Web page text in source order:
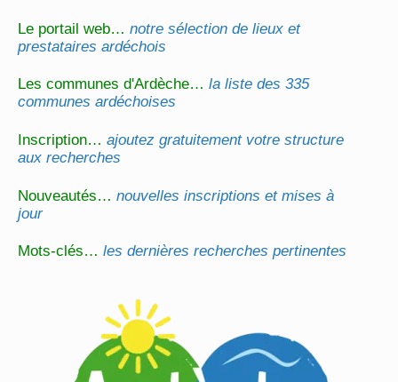
Le portail web…notre sélection de lieux et
prestataires ardéchois
Les communes d'Ardèche…la liste des 335
communes ardéchoises
Inscription…ajoutez gratuitement votre structure
aux recherches
Nouveautés…nouvelles inscriptions et mises à
jour
Mots-clés…les dernières recherches pertinentes